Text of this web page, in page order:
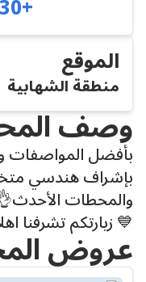
+79869249030
الموقع
منطقة الشهابية
وصف
بأفضل المواصفات
بإشراف هندسي
والمحطات
💙 زيارتكم تشرفنا
عروض